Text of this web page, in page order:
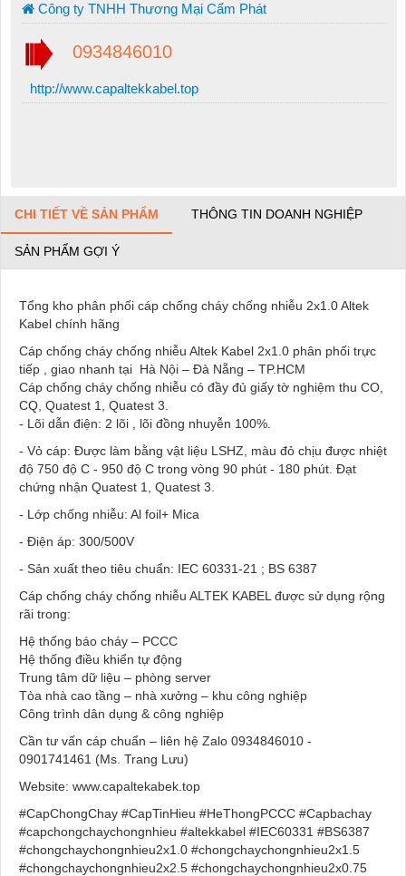
Công ty TNHH Thương Mại Cẩm Phát
0934846010
http://www.capaltekkabel.top
CHI TIẾT VỀ SẢN PHẨM THÔNG TIN DOANH NGHIỆP
SẢN PHẨM GỢI Ý
Tổng kho phân phối cáp chống cháy chống nhiễu 2x1.0 Altek
Kabel chính hãng
Cáp chống cháy chống nhiễu Altek Kabel 2x1.0 phân phối trực
tiếp , giao nhanh tại Hà Nội – Đà Nẵng – TP.HCM
Cáp chống cháy chống nhiễu có đầy đủ giấy tờ nghiệm thu CO,
CQ, Quatest 1, Quatest 3.
- Lõi dẫn điện: 2 lõi , lõi đồng nhuyễn 100%.
- Vỏ cáp: Được làm bằng vật liệu LSHZ, màu đỏ chịu được nhiệt
độ 750 độ C - 950 độ C trong vòng 90 phút - 180 phút. Đạt
chứng nhận Quatest 1, Quatest 3.
- Lớp chống nhiễu: Al foil+ Mica
- Điện áp: 300/500V
- Sản xuất theo tiêu chuẩn: IEC 60331-21 ; BS 6387
Cáp chống cháy chống nhiễu ALTEK KABEL được sử dụng rộng
rãi trong:
Hệ thống báo cháy – PCCC
Hệ thống điều khiển tự động
Trung tâm dữ liệu – phòng server
Tòa nhà cao tầng – nhà xưởng – khu công nghiệp
Công trình dân dụng & công nghiệp
Cần tư vấn cáp chuẩn – liên hệ Zalo 0934846010 -
0901741461 (Ms. Trang Lưu)
Website: www.capaltekabek.top
#CapChongChay #CapTinHieu #HeThongPCCC #Capbachay
#capchongchaychongnhieu #altekkabel #IEC60331 #BS6387
#chongchaychongnhieu2x1.0 #chongchaychongnhieu2x1.5
#chongchaychongnhieu2x2.5 #chongchaychongnhieu2x0.75